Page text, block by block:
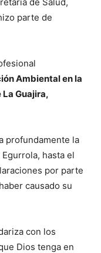
parte de
Ambiental en la
Guajira,
profundamente la
hasta el
por parte
causado su
con los
Dios tenga en